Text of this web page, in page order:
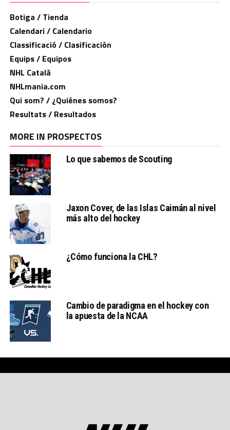
Botiga / Tienda
Calendari / Calendario
Classificació / Clasificación
Equips / Equipos
NHL Català
NHLmania.com
Qui som? / ¿Quiénes somos?
Resultats / Resultados
MORE IN PROSPECTOS
Lo que sabemos de Scouting
Jaxon Cover, de las Islas Caimán al nivel
más alto del hockey
¿Cómo funciona la CHL?
Cambio de paradigma en el hockey con
la apuesta de la NCAA